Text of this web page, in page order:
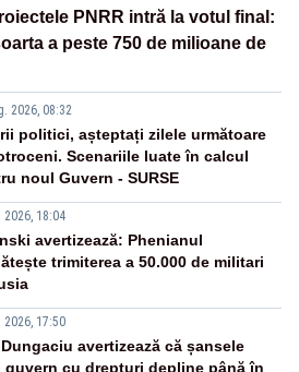
PNRR intră la votul final:
a peste 750 de milioane de
2026, 08:32
politici, așteptați zilele următoare
Scenariile luate în calcul
noul Guvern - SURSE
2026, 18:04
avertizează: Phenianul
trimiterea a 50.000 de militari
2026, 17:50
avertizează că șansele
guvern cu drepturi depline până în